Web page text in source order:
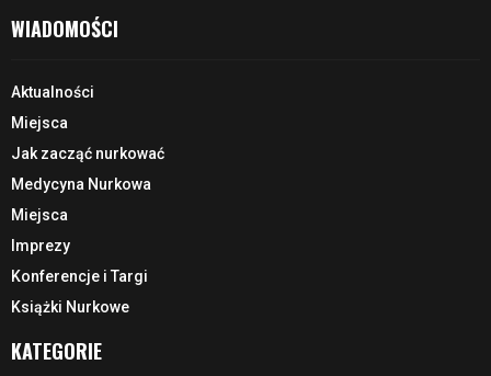
WIADOMOŚCI
Aktualności
Miejsca
Jak zacząć nurkować
Medycyna Nurkowa
Miejsca
Imprezy
Konferencje i Targi
Książki Nurkowe
KATEGORIE